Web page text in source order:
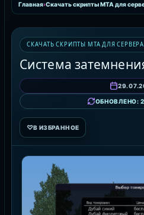
Главная›Скачать скрипты MTA для
СКАЧАТЬ СКРИПТЫ MTA ДЛЯ СЕРВЕРА
Система
ОБНОВЛЕНО:
♡В ИЗБРАННОЕ